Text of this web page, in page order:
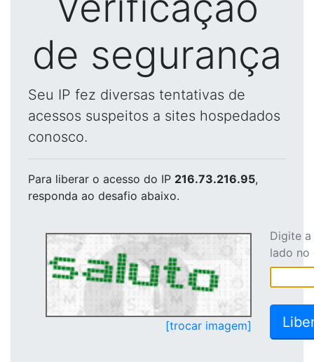
de segurança
Seu IP fez diversas tentativas de
acessos suspeitos a sites hospedados
conosco.
Para liberar o acesso do IP 216.73.216.95,
responda ao desafio abaixo.
[trocar imagem]
Digite
lado no